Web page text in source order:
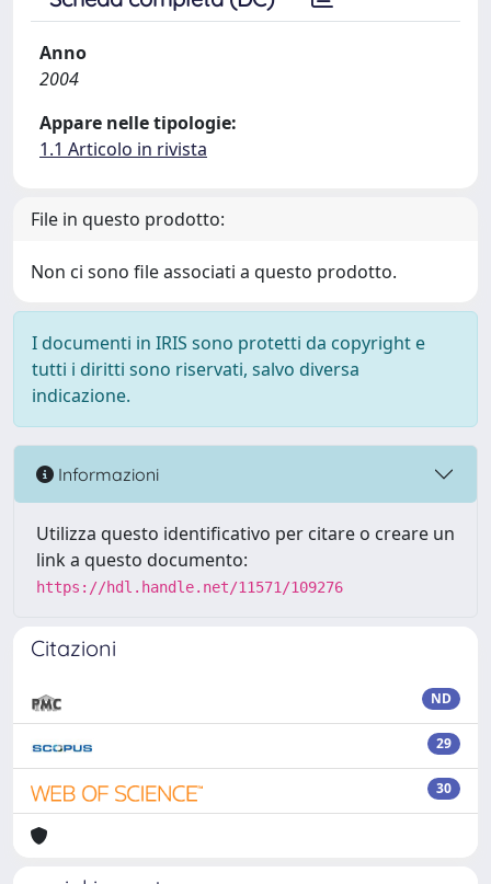
Anno
2004
Appare nelle tipologie:
1.1 Articolo in rivista
File in questo prodotto:
Non ci sono file associati a questo prodotto.
I documenti in IRIS sono protetti da copyright e
tutti i diritti sono riservati, salvo diversa
indicazione.
Informazioni
Utilizza questo identificativo per citare o creare un
link a questo documento:
https://hdl.handle.net/11571/109276
Citazioni
ND
29
30